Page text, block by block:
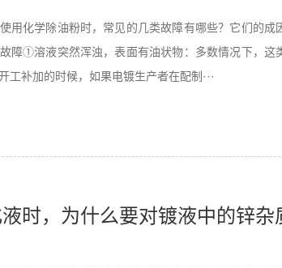
用化学除油粉时，常见的几类故障有哪些？它们的成
障①溶液突然浑浊，表面有油状物：多数情况下，这
工补加的时候，如果电镀生产者在配制···
时，为什么要对镀液中的锌杂